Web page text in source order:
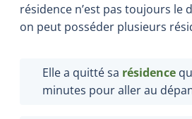
résidence n’est pas toujours le
on peut posséder plusieurs
Elle a quitté sa résidence
minutes pour aller au